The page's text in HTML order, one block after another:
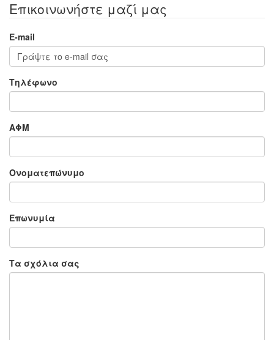
Επικοινωνήστε μαζί μας
E-mail
Τηλέφωνο
ΑΦΜ
Ονοματεπώνυμο
Επωνυμία
Τα σχόλια σας